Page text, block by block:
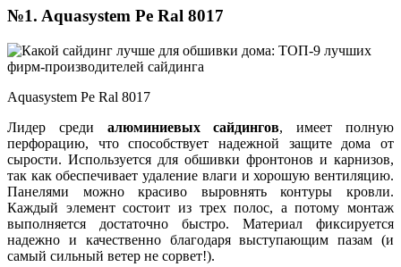
№1. Aquasystem Pe Ral 8017
Aquasystem Pe Ral 8017
Лидер среди алюминиевых сайдингов, имеет полную
перфорацию, что способствует надежной защите дома от
сырости. Используется для обшивки фронтонов и карнизов,
так как обеспечивает удаление влаги и хорошую вентиляцию.
Панелями можно красиво выровнять контуры кровли.
Каждый элемент состоит из трех полос, а потому монтаж
выполняется достаточно быстро. Материал фиксируется
надежно и качественно благодаря выступающим пазам (и
самый сильный ветер не сорвет!).